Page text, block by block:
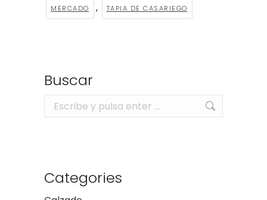
MERCADO , TAPIA DE CASARIEGO
Buscar
Buscar:
Categories